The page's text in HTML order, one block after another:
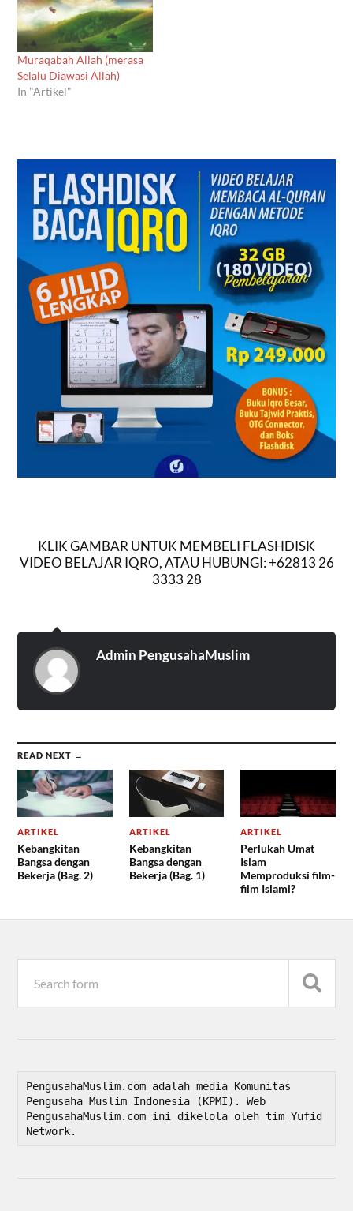
Muraqabah Allah (merasa
Selalu Diawasi Allah)
In "Artikel"
KLIK GAMBAR UNTUK MEMBELI FLASHDISK
VIDEO BELAJAR IQRO, ATAU HUBUNGI: +62813 26
3333 28
Admin PengusahaMuslim
READ NEXT →
ARTIKEL
Kebangkitan
Bangsa dengan
Bekerja (Bag. 2)
ARTIKEL
Kebangkitan
Bangsa dengan
Bekerja (Bag. 1)
ARTIKEL
Perlukah Umat
Islam
Memproduksi film-
film Islami?
PengusahaMuslim.com adalah media Komunitas
Pengusaha Muslim Indonesia (KPMI). Web
PengusahaMuslim.com ini dikelola oleh tim Yufid
Network.